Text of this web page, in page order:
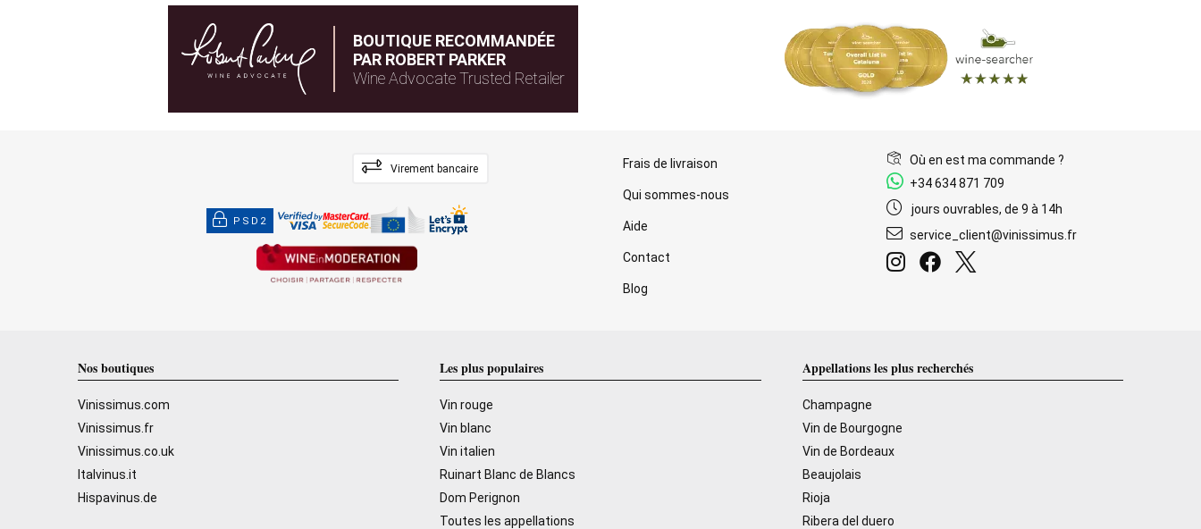
BOUTIQUE RECOMMANDÉE
PAR ROBERT PARKER
Wine Advocate Trusted Retailer
Virement bancaire
PSD2
Frais de livraison
Qui sommes-nous
Aide
Contact
Blog
Où en est ma commande ?
+34 634 871 709
jours ouvrables, de 9 à 14h
service_client@vinissimus.fr
Nos boutiques
Vinissimus.com
Vinissimus.fr
Vinissimus.co.uk
Italvinus.it
Hispavinus.de
Les plus populaires
Vin rouge
Vin blanc
Vin italien
Ruinart Blanc de Blancs
Dom Perignon
Toutes les appellations
Appellations les plus recherchés
Champagne
Vin de Bourgogne
Vin de Bordeaux
Beaujolais
Rioja
Ribera del duero